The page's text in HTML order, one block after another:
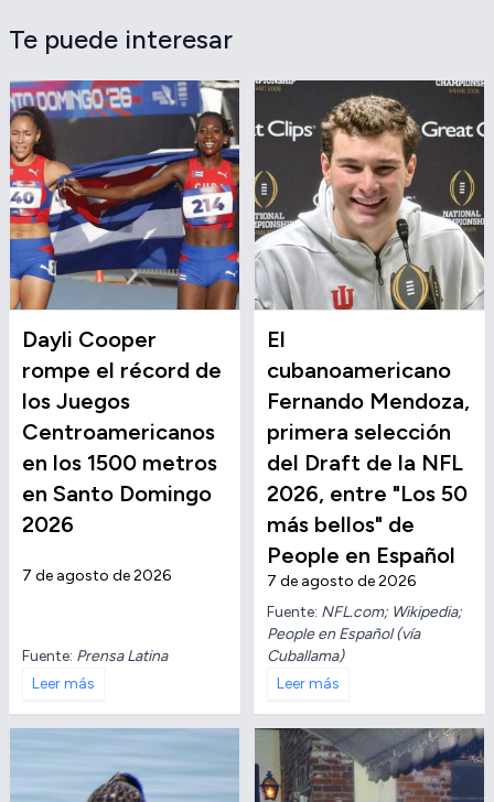
Te puede interesar
Dayli Cooper
rompe el récord de
los Juegos
Centroamericanos
en los 1500 metros
en Santo Domingo
2026
7 de agosto de 2026
Fuente: Prensa Latina
Leer más
El
cubanoamericano
Fernando Mendoza,
primera selección
del Draft de la NFL
2026, entre "Los 50
más bellos" de
People en Español
7 de agosto de 2026
Fuente: NFL.com; Wikipedia;
People en Español (vía
Cuballama)
Leer más